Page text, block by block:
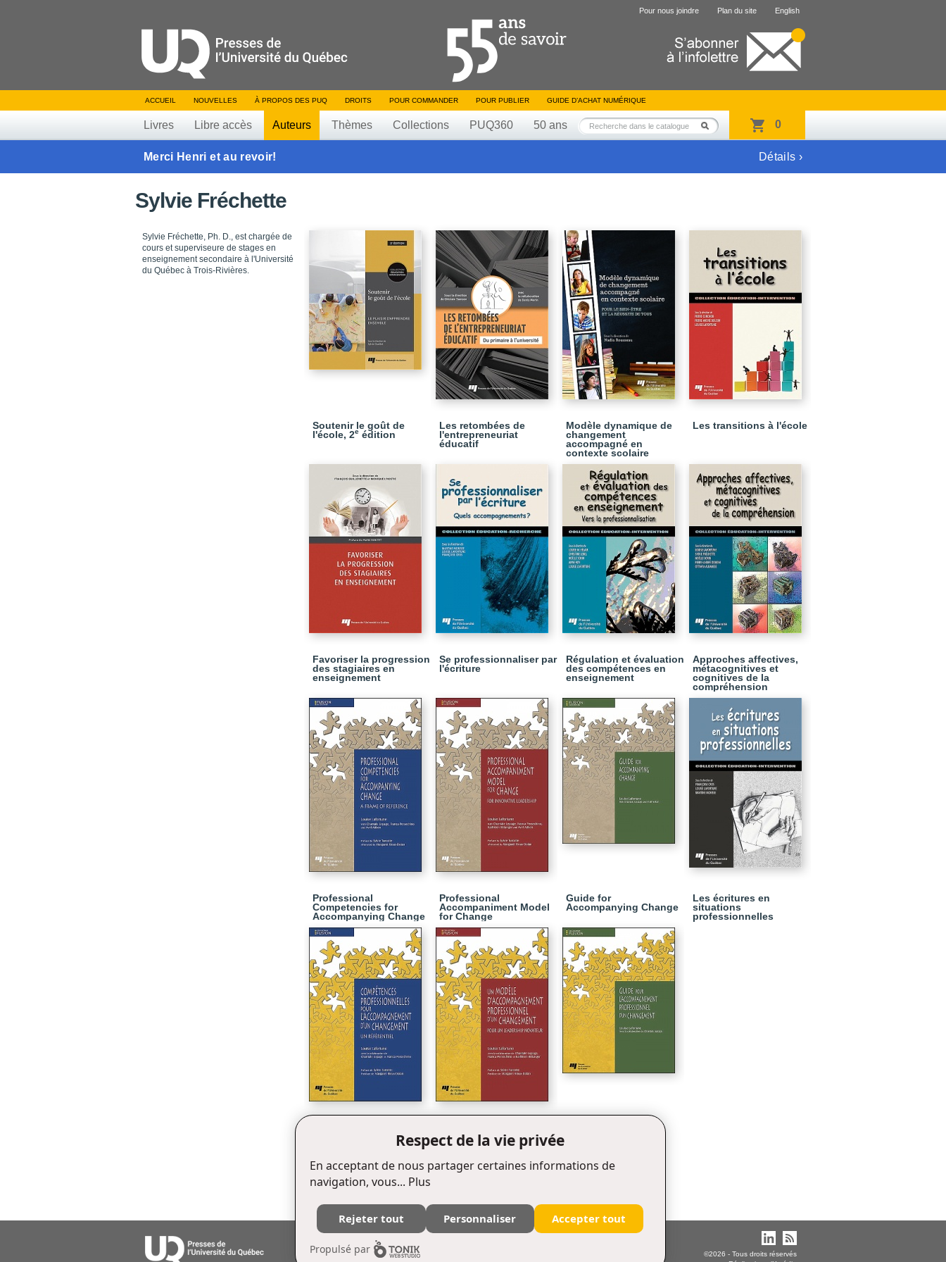
Pour nous joindre Plan du site English
ACCUEIL NOUVELLES À PROPOS DES PUQ DROITS POUR COMMANDER POUR PUBLIER GUIDE D’ACHAT NUMÉRIQUE
Livres Libre accès Auteurs Thèmes Collections PUQ360 50 ans 0
Merci Henri et au revoir! Détails ›
Sylvie Fréchette
Sylvie Fréchette, Ph. D., est chargée de
cours et superviseure de stages en
enseignement secondaire à l'Université
du Québec à Trois-Rivières.
Soutenir le goût de
l'école, 2e édition
Les retombées de
l'entrepreneuriat
éducatif
Modèle dynamique de
changement
accompagné en
contexte scolaire
Les transitions à l'école
Favoriser la progression
des stagiaires en
enseignement
Se professionnaliser par
l'écriture
Régulation et évaluation
des compétences en
enseignement
Approches affectives,
métacognitives et
cognitives de la
compréhension
Professional
Competencies for
Accompanying Change
Professional
Accompaniment Model
for Change
Guide for
Accompanying Change
Les écritures en
situations
professionnelles
professionnelles pour
l'accompagnement d'un
d'accompagnement
professionnel d'un
Édifice Fleurie, 480, de La Chapelle, bureau F015, Québec (Québec) Canada G1K 0B6
Tél. : (418) 657-4399 Téléc. : (418) 657-2096 puq@puq.ca
©2026 - Tous droits réservés
Respect de la vie privée
En acceptant de nous partager certaines informations de
navigation, vous... Plus
Rejeter tout Personnaliser Accepter tout
Propulsé par